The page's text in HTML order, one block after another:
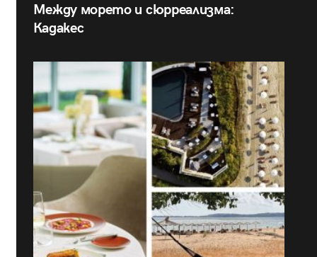
Между морето и сюрреализма:
Кадакес